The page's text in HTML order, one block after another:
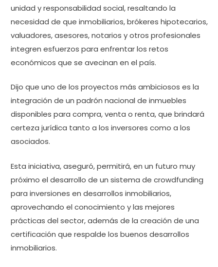
unidad y responsabilidad social, resaltando la
necesidad de que inmobiliarios, brókeres hipotecarios,
valuadores, asesores, notarios y otros profesionales
integren esfuerzos para enfrentar los retos
económicos que se avecinan en el país.
Dijo que uno de los proyectos más ambiciosos es la
integración de un padrón nacional de inmuebles
disponibles para compra, venta o renta, que brindará
certeza jurídica tanto a los inversores como a los
asociados.
Esta iniciativa, aseguró, permitirá, en un futuro muy
próximo el desarrollo de un sistema de crowdfunding
para inversiones en desarrollos inmobiliarios,
aprovechando el conocimiento y las mejores
prácticas del sector, además de la creación de una
certificación que respalde los buenos desarrollos
inmobiliarios.